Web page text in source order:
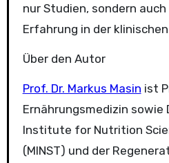
nur Studien, sondern
Erfahrung in der
Über den Autor
Prof. Dr. Markus Masin ist
Ernährungsmedizin sowie
Institute for Nutrition
(MINST) und der